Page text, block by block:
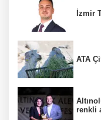
İzmir
ATA
renkli